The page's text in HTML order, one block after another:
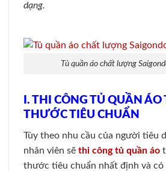
dạng.
Tủ quần áo chất lượng
I. THI CÔNG TỦ QUẦN ÁO
THƯỚC TIÊU CHUẨN
Tùy theo nhu cầu của người tiêu
nhân viên sẽ thi công tủ quần áo
thước tiêu chuẩn nhất định và có